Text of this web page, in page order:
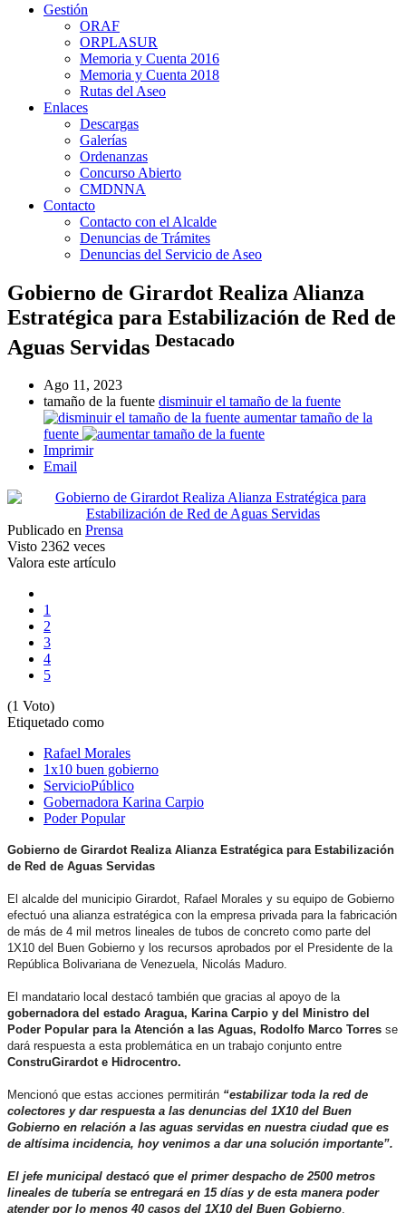
Gestión
ORAF
ORPLASUR
Memoria y Cuenta 2016
Memoria y Cuenta 2018
Rutas del Aseo
Enlaces
Descargas
Galerías
Ordenanzas
Concurso Abierto
CMDNNA
Contacto
Contacto con el Alcalde
Denuncias de Trámites
Denuncias del Servicio de Aseo
Gobierno de Girardot Realiza Alianza
Estratégica para Estabilización de Red de
Aguas Servidas Destacado
Ago 11, 2023
tamaño de la fuente disminuir el tamaño de la fuente
aumentar tamaño de la
fuente
Imprimir
Email
Publicado en Prensa
Visto 2362 veces
Valora este artículo
1
2
3
4
5
(1 Voto)
Etiquetado como
Rafael Morales
1x10 buen gobierno
ServicioPúblico
Gobernadora Karina Carpio
Poder Popular
Gobierno de Girardot Realiza Alianza Estratégica para Estabilización
de Red de Aguas Servidas
El alcalde del municipio Girardot, Rafael Morales y su equipo de Gobierno
efectuó una alianza estratégica con la empresa privada para la fabricación
de más de 4 mil metros lineales de tubos de concreto como parte del
1X10 del Buen Gobierno y los recursos aprobados por el Presidente de la
República Bolivariana de Venezuela, Nicolás Maduro.
El mandatario local destacó también que gracias al apoyo de la
gobernadora del estado Aragua, Karina Carpio y del Ministro del
Poder Popular para la Atención a las Aguas, Rodolfo Marco Torres se
dará respuesta a esta problemática en un trabajo conjunto entre
ConstruGirardot e Hidrocentro.
Mencionó que estas acciones permitirán “estabilizar toda la red de
colectores y dar respuesta a las denuncias del 1X10 del Buen
Gobierno en relación a las aguas servidas en nuestra ciudad que es
de altísima incidencia, hoy venimos a dar una solución importante”.
El jefe municipal destacó que el primer despacho de 2500 metros
lineales de tubería se entregará en 15 días y de esta manera poder
atender por lo menos 40 casos del 1X10 del Buen Gobierno.